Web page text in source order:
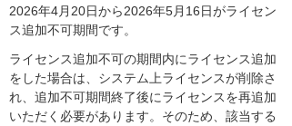
2026年4月20日から2026年5月16日がライセン
ス追加不可期間です。
ライセンス追加不可の期間内にライセンス追加
をした場合は、システム上ライセンスが削除さ
れ、追加不可期間終了後にライセンスを再追加
いただく必要があります。そのため、該当する